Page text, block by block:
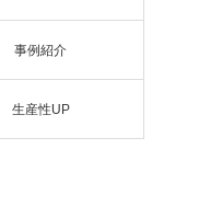
事例紹介
生産性UP